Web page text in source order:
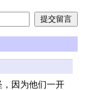
因为他们一开